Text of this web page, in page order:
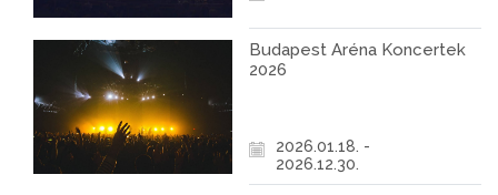
Budapest Aréna Koncertek
2026
2026.01.18. -
2026.12.30.